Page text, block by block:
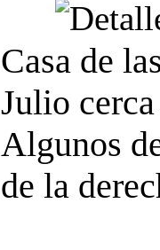
Casa de
Julio
Algunos
de la